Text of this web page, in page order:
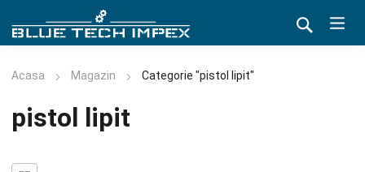
Acasa Magazin Categorie "pistol lipit"
pistol lipit